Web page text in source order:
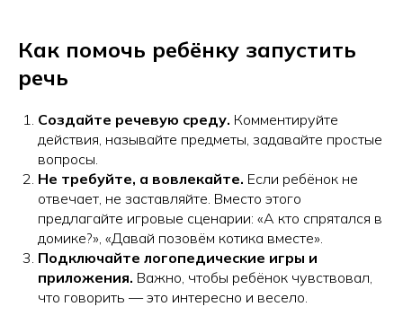
Как помочь ребёнку запустить
речь
Создайте речевую среду. Комментируйте
действия, называйте предметы, задавайте простые
вопросы.
Не требуйте, а вовлекайте. Если ребёнок не
отвечает, не заставляйте. Вместо этого
предлагайте игровые сценарии: «А кто спрятался в
домике?», «Давай позовём котика вместе».
Подключайте логопедические игры и
приложения. Важно, чтобы ребёнок чувствовал,
что говорить — это интересно и весело.